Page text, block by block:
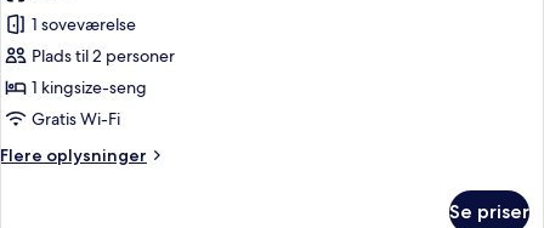
Deluxe
Peak
Studio
1 soveværelse
Plads til 2 personer
1 kingsize-seng
Gratis Wi-Fi
Flere oplysninger
Flere
Se priser